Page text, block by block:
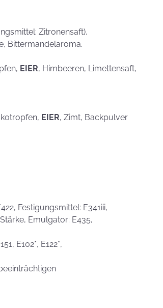
Zitronensaft),
Bittermandelaroma.
EIER, Himbeeren, Limettensaft,
EIER, Zimt, Backpulver
Festigungsmittel: E341iii,
Emulgator: E435,
E102*, E122*,